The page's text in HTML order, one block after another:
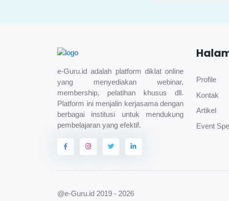
e-Guru.id adalah platform diklat online
yang menyediakan webinar,
membership, pelatihan khusus dll.
Platform ini menjalin kerjasama dengan
berbagai institusi untuk mendukung
pembelajaran yang efektif.
Profile
Kontak
Artikel
Event
@e-Guru.id 2019 - 2026